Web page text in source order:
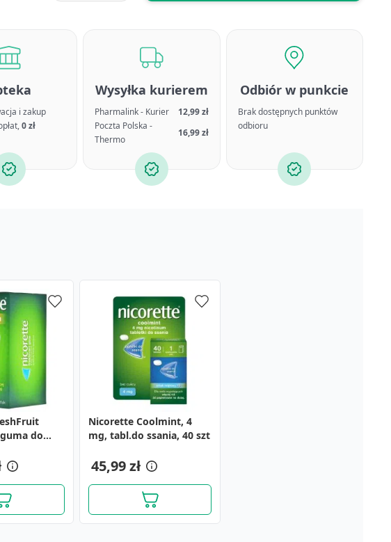
i zakup
0 zł
Wysyłka kurierem
Pharmalink - Kurier
12,99 zł
Poczta Polska -
Thermo
16,99 zł
Odbiór w punkcie
Brak dostępnych punktów
odbioru
do
Nicorette Coolmint, 4
mg, tabl.do ssania, 40 szt
45,99 zł